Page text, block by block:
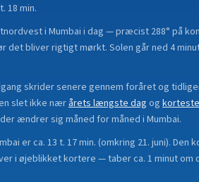
18 min.
i Mumbai i dag — præcist 288° på
bliver rigtigt mørkt. Solen går ned 4
skrider senere gennem foråret og
slet ikke nærårets længste dag og
ændrer sig måned for måned i Mumbai.
er ca. 13 t. 17 min. (omkring 21. juni). Den
i øjeblikketkortere —taberca. 1 minutom